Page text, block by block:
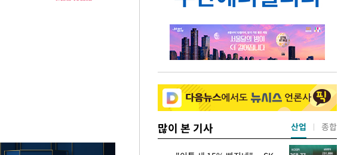
많이 본 기사 산업 종합